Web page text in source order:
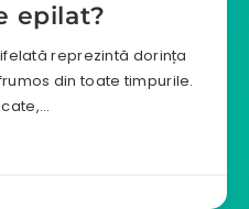
epilat?
reprezintă dorința
din toate timpurile.